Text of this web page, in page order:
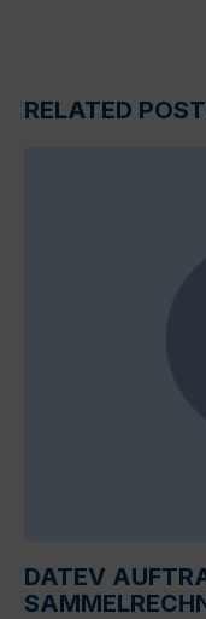
RELATED
DATEV